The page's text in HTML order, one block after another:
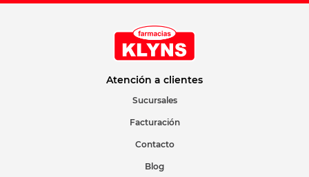
Atención a clientes
Sucursales
Facturación
Contacto
Blog